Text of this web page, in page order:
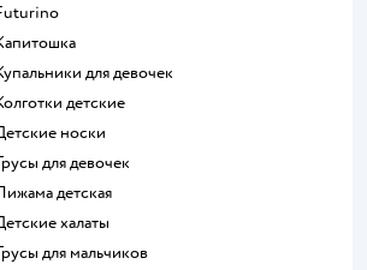
Futurino
Капитошка
Купальники для девочек
Колготки детские
Детские носки
Трусы для девочек
Пижама детская
Детские халаты
Трусы для мальчиков